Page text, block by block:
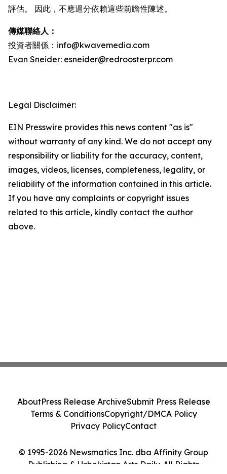
評估。 因此，不應過分依賴這些前瞻性陳述。
傳媒聯絡人：
投資者關係：info@kwavemedia.com
Evan Sneider: esneider@redroosterpr.com
Legal Disclaimer:
EIN Presswire provides this news content "as is"
without warranty of any kind. We do not accept any
responsibility or liability for the accuracy, content,
images, videos, licenses, completeness, legality, or
reliability of the information contained in this article.
If you have any complaints or copyright issues
related to this article, kindly contact the author
above.
© 1995-2026 Newsmatics Inc. dba Affinity Group
Publishing & Uzbekistan Arts Daily. All Rights
AboutPress Release ArchiveSubmit Press Release
Terms & ConditionsCopyright/DMCA Policy
Privacy PolicyContact